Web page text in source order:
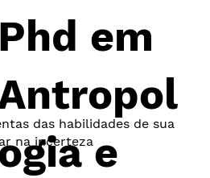
das habilidades de sua
na incerteza
Phd em
e